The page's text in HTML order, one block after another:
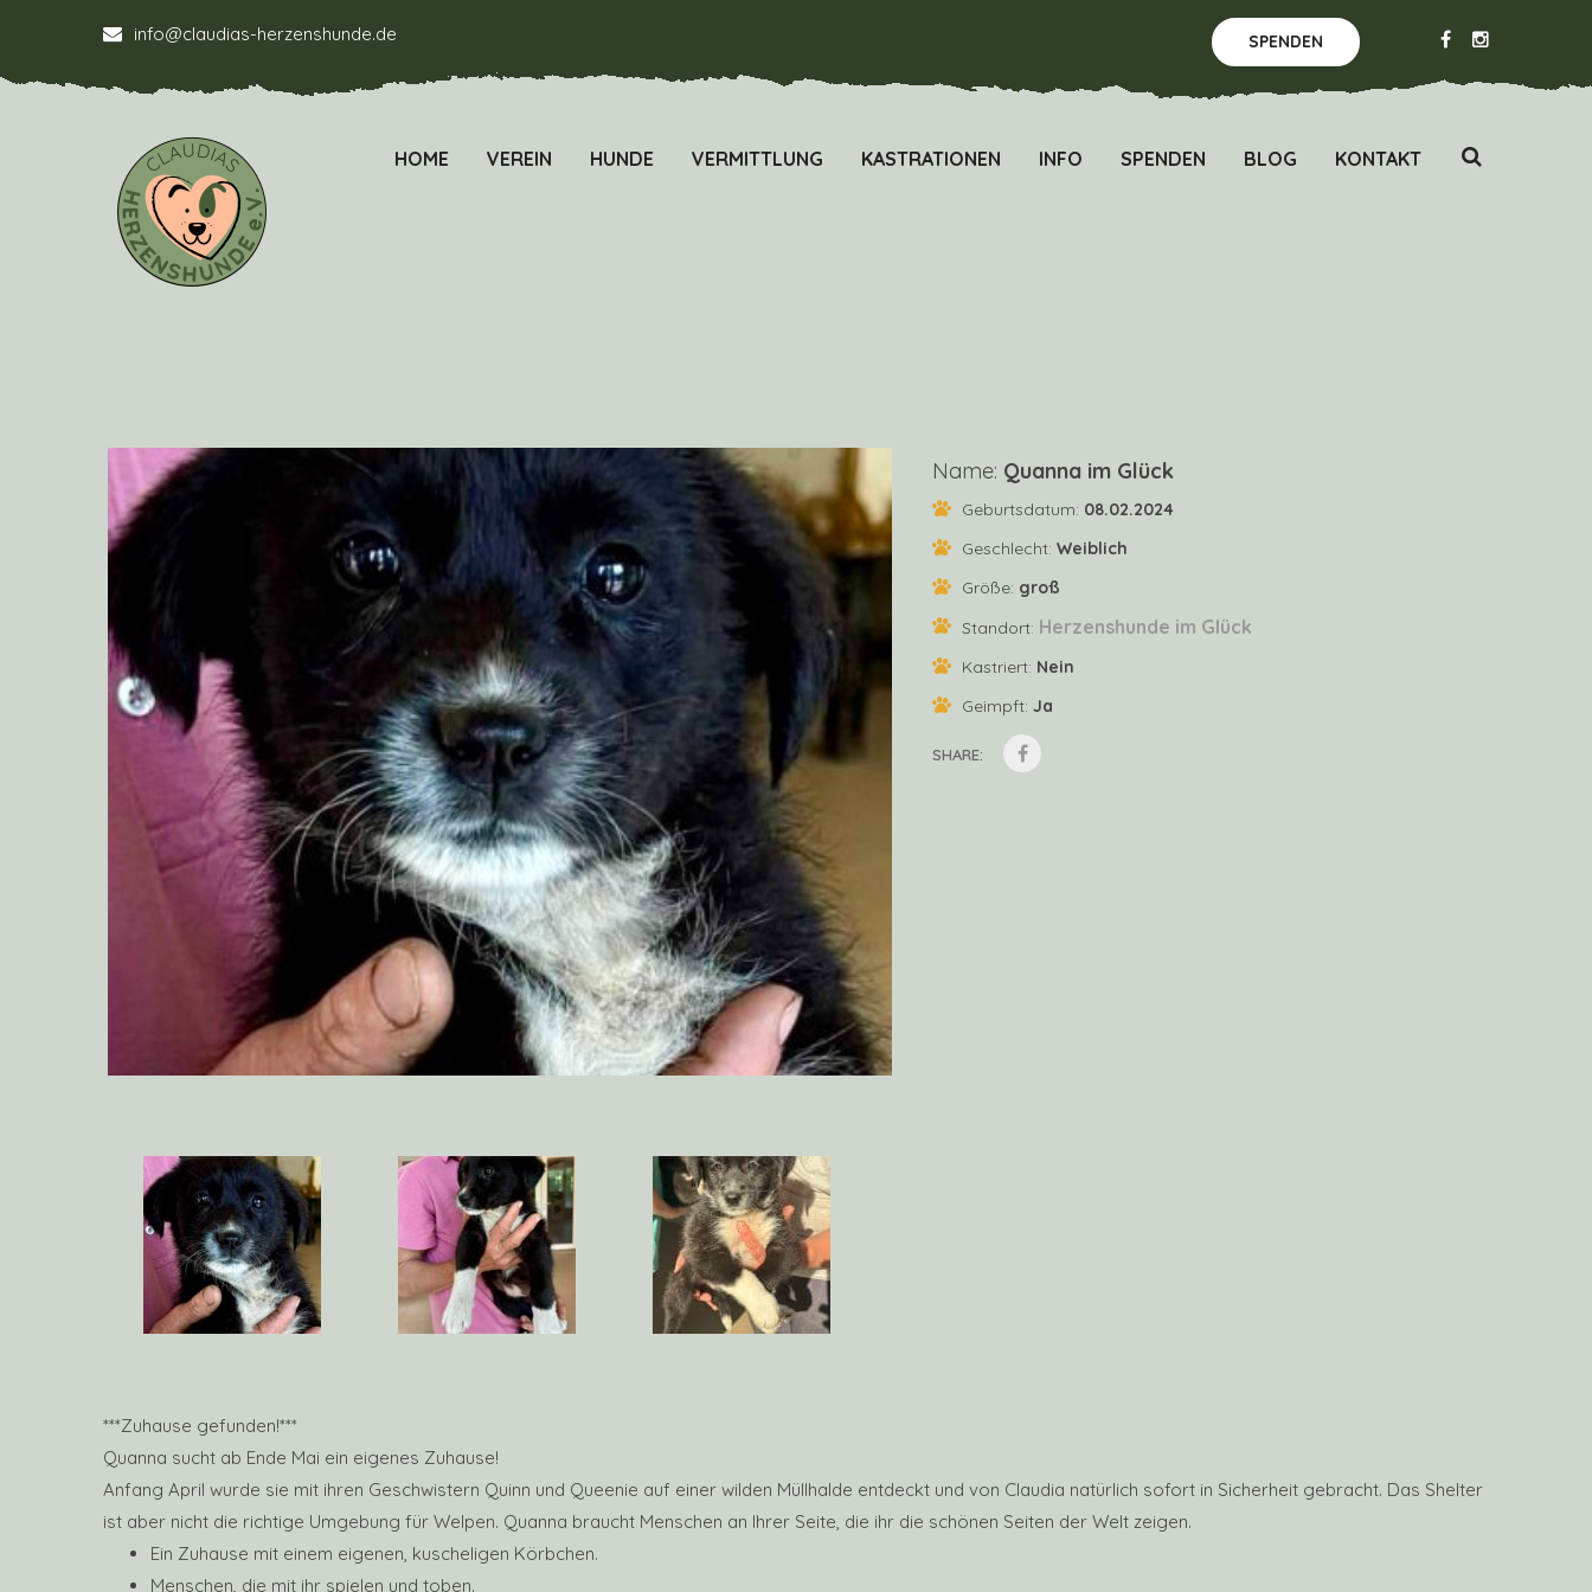
info@claudias-herzenshunde.de SPENDEN
HOME VEREIN HUNDE VERMITTLUNG KASTRATIONEN INFO SPENDEN BLOG KONTAKT
Name: Quanna im Glück
Geburtsdatum: 08.02.2024
Geschlecht: Weiblich
Größe: groß
Standort: Herzenshunde im Glück
Kastriert: Nein
Geimpft: Ja
SHARE:
***Zuhause gefunden!***
Quanna sucht ab Ende Mai ein eigenes Zuhause!
Anfang April wurde sie mit ihren Geschwistern Quinn und Queenie auf einer wilden Müllhalde entdeckt und von Claudia natürlich sofort in Sicherheit gebracht. Das Shelter
ist aber nicht die richtige Umgebung für Welpen. Quanna braucht Menschen an Ihrer Seite, die ihr die schönen Seiten der Welt zeigen.
Ein Zuhause mit einem eigenen, kuscheligen Körbchen.
Menschen, die mit ihr spielen und toben.